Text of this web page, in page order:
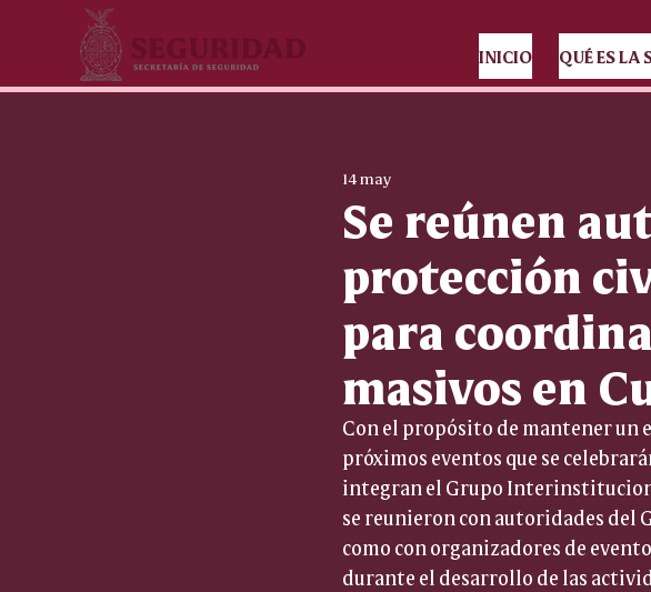
INICIO QUÉ ES LA
Se reúnen
protección
para
masivos en
14 may
Con el propósito de mantener un
próximos eventos que se
integran el Grupo
se reunieron con autoridades del
como con organizadores de
durante el desarrollo de las